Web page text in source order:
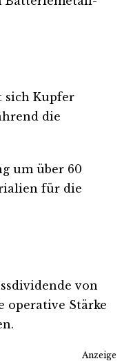
sich Kupfer
die
um über 60
für die
von
operative Stärke
Anzeige